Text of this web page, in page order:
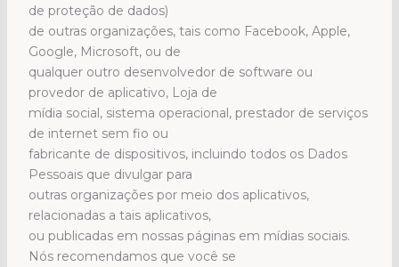
de proteção de dados)
de outras organizações, tais como Facebook, Apple,
Google, Microsoft, ou de
qualquer outro desenvolvedor de software ou
provedor de aplicativo, Loja de
mídia social, sistema operacional, prestador de serviços
de internet sem fio ou
fabricante de dispositivos, incluindo todos os Dados
Pessoais que divulgar para
outras organizações por meio dos aplicativos,
relacionadas a tais aplicativos,
ou publicadas em nossas páginas em mídias sociais.
Nós recomendamos que você se